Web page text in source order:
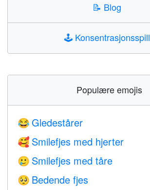
📝 Blog
🕹️ Konsentrasjonsspill
Populære emojis
😂 Gledestårer
🥰 Smilefjes med hjerter
🥲 Smilefjes med tåre
🥺 Bedende fjes